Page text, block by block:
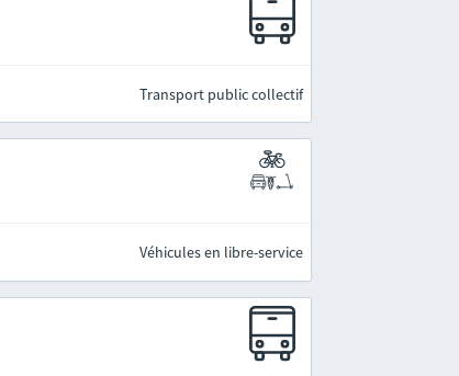
Transport public collectif
Véhicules en libre-service